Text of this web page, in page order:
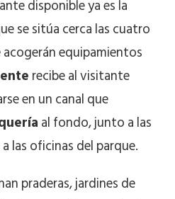
disponible ya es la
se sitúa cerca las cuatro
equipamientos
recibe al visitante
en un canal que
al fondo, junto a las
las oficinas del parque.
praderas, jardines de